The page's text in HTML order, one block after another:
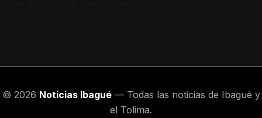
© 2026 Noticias Ibagué— Todas las noticias de Ibagué y
el Tolima.